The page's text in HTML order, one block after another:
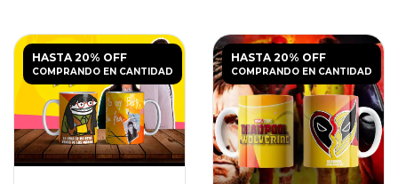
HASTA 20% OFF
COMPRANDO EN CANTIDAD
HASTA 20% OFF
COMPRANDO EN CANTIDAD